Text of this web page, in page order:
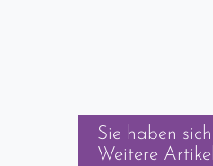
Sie haben
Weitere